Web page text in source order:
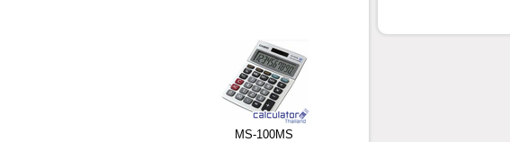
MS-100MS